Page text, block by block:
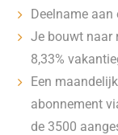
Deelname
Je bouwt naar
8,33%
Een
abonnement
de 3500